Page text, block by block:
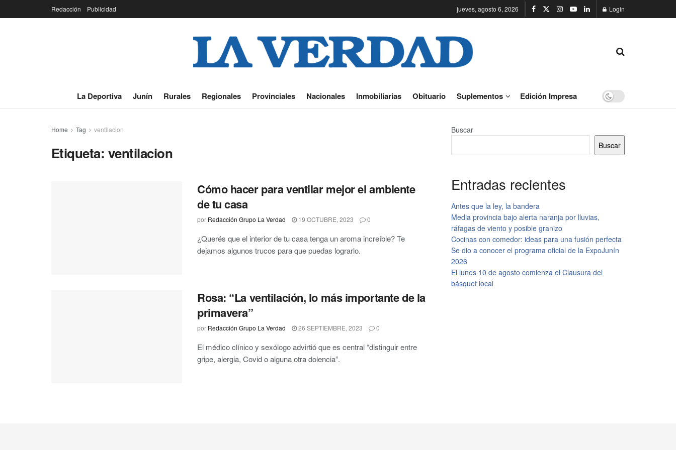
Redacción Publicidad jueves, agosto 6, 2026 Login
La Deportiva Junín Rurales Regionales Provinciales Nacionales Inmobiliarias Obituario Suplementos Edición Impresa
Home Tag ventilacion
Etiqueta: ventilacion
Cómo hacer para ventilar mejor el ambiente
de tu casa
por Redacción Grupo La Verdad 19 OCTUBRE, 2023 0
¿Querés que el interior de tu casa tenga un aroma increíble? Te
dejamos algunos trucos para que puedas lograrlo.
Rosa: “La ventilación, lo más importante de la
primavera”
por Redacción Grupo La Verdad 26 SEPTIEMBRE, 2023 0
El médico clínico y sexólogo advirtió que es central “distinguir entre
gripe, alergia, Covid o alguna otra dolencia”.
Buscar
Buscar
Entradas recientes
Antes que la ley, la bandera
Media provincia bajo alerta naranja por lluvias,
ráfagas de viento y posible granizo
Cocinas con comedor: ideas para una fusión perfecta
Se dio a conocer el programa oficial de la ExpoJunín
2026
El lunes 10 de agosto comienza el Clausura del
básquet local